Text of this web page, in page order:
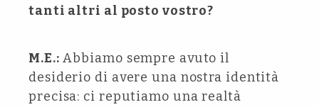
tanti altri al posto vostro?
M.E.: Abbiamo sempre avuto il
desiderio di avere una nostra identità
precisa: ci reputiamo una realtà